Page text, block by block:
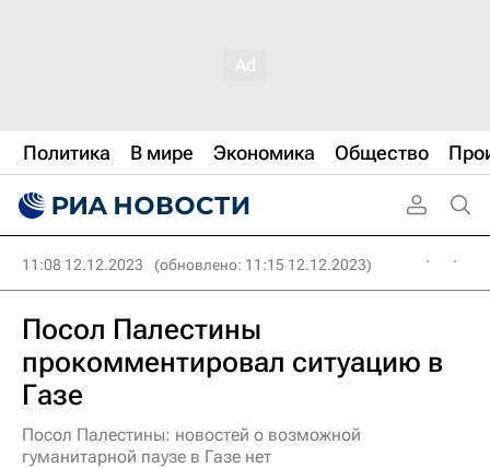
Политика В мире Экономика Общество
11:08 12.12.2023 (обновлено: 11:15 12.12.2023)
Посол Палестины
прокомментировал ситуацию в
Газе
Посол Палестины: новостей о возможной
гуманитарной паузе в Газе нет